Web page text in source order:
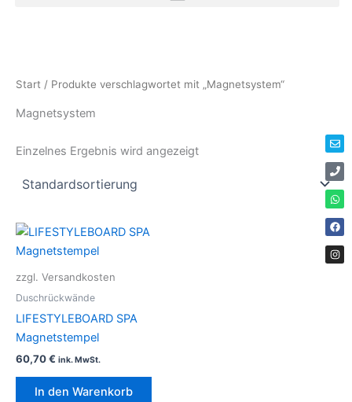
Start / Produkte verschlagwortet mit „Magnetsystem“
Magnetsystem
Einzelnes Ergebnis wird angezeigt
zzgl. Versandkosten
Duschrückwände
LIFESTYLEBOARD SPA
Magnetstempel
60,70€ ink. MwSt.
In den Warenkorb